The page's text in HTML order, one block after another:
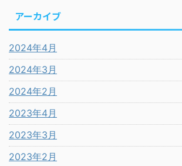
アーカイブ
2024年4月
2024年3月
2024年2月
2023年4月
2023年3月
2023年2月